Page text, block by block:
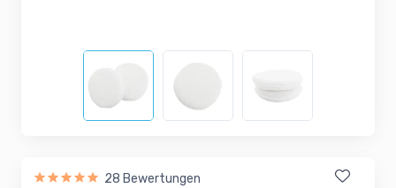
28 Bewertungen